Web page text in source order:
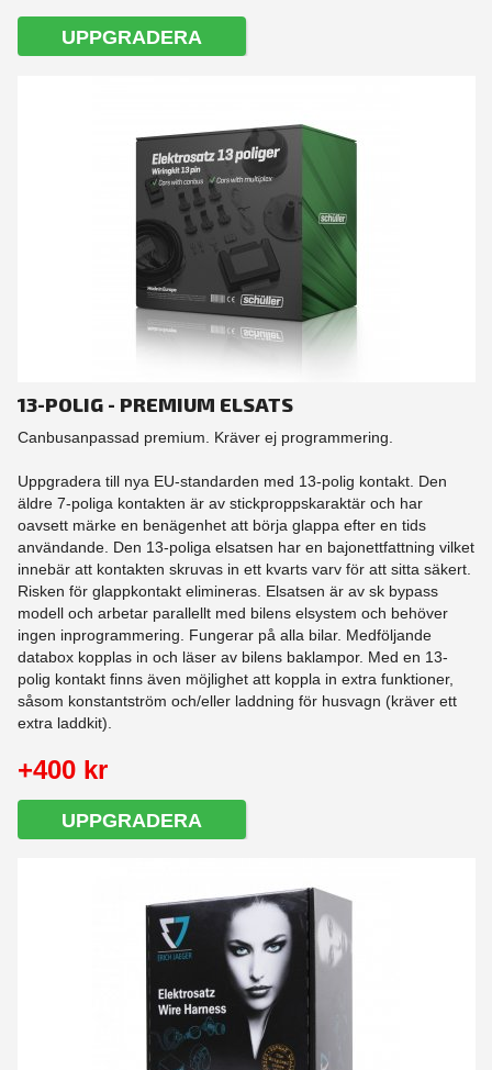
UPPGRADERA
13-POLIG - PREMIUM ELSATS
Canbusanpassad premium. Kräver ej programmering.
Uppgradera till nya EU-standarden med 13-polig kontakt. Den
äldre 7-poliga kontakten är av stickproppskaraktär och har
oavsett märke en benägenhet att börja glappa efter en tids
användande. Den 13-poliga elsatsen har en bajonettfattning vilket
innebär att kontakten skruvas in ett kvarts varv för att sitta säkert.
Risken för glappkontakt elimineras. Elsatsen är av sk bypass
modell och arbetar parallellt med bilens elsystem och behöver
ingen inprogrammering. Fungerar på alla bilar. Medföljande
databox kopplas in och läser av bilens baklampor. Med en 13-
polig kontakt finns även möjlighet att koppla in extra funktioner,
såsom konstantström och/eller laddning för husvagn (kräver ett
extra laddkit).
+400 kr
UPPGRADERA